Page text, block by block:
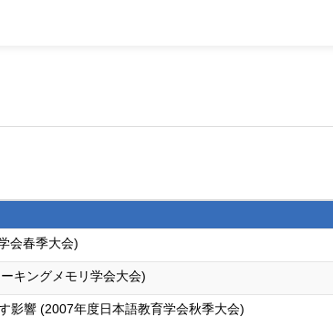
会春季大会)
キングメモリ学会大会)
影響 (2007年度日本語教育学会秋季大会)